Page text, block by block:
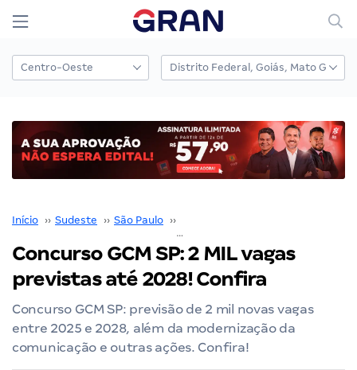
Início ›› Sudeste ›› São Paulo ››
Concurso GCM SP: 2 MIL vagas
previstas até 2028! Confira
Concurso GCM SP: previsão de 2 mil novas vagas
entre 2025 e 2028, além da modernização da
comunicação e outras ações. Confira!